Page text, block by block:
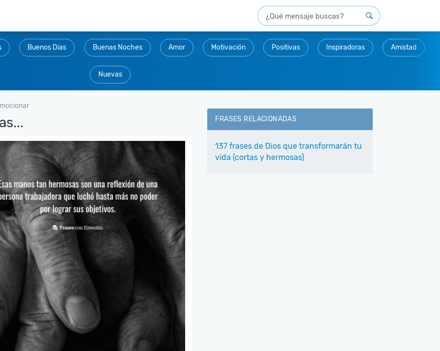
Buenos Dias Buenas Noches Amor Motivación Positivas Inspiradoras Amistad
Nuevas
FRASES RELACIONADAS
137 frases de Dios que transformarán tu
vida (cortas y hermosas)